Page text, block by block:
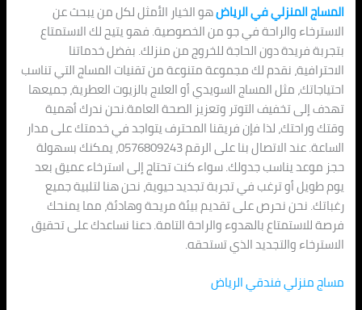
المساج المنزلي في الرياضهو الخيار الأمثل لكل من يبحث عن
الاسترخاء والراحة في جو من الخصوصية. فهو يتيح لك الاستمتاع
بتجربة فريدة دون الحاجة للخروج من منزلك. بفضل خدماتنا
الاحترافية، نقدم لك مجموعة متنوعة من تقنيات المساج التي تناسب
احتياجاتك، مثل المساج السويدي أو العلاج بالزيوت العطرية، جميعها
تهدف إلى تخفيف التوتر وتعزيز الصحة العامة.نحن ندرك أهمية
وقتك وراحتك، لذا فإن فريقنا المحترف يتواجد في خدمتك على مدار
الساعة. عند الاتصال بنا على الرقم 0576809243، يمكنك بسهولة
حجز موعد يناسب جدولك. سواء كنت تحتاج إلى استرخاء عميق بعد
يوم طويل أو ترغب في تجربة تجديد حيوية، نحن هنا لتلبية جميع
رغباتك. نحن نحرص على تقديم بيئة مريحة وهادئة، مما يمنحك
فرصة للاستمتاع بالهدوء والراحة التامة. دعنا نساعدك على تحقيق
الاسترخاء والتجديد الذي تستحقه.
مساج منزلي فندقي الرياض